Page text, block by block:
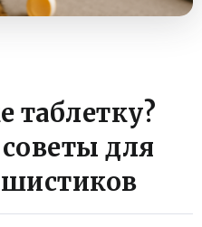
таблетку?
для